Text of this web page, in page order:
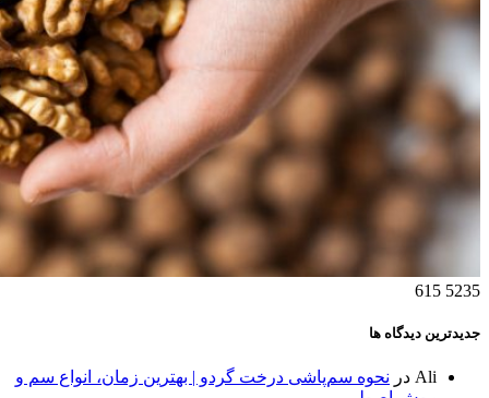
5235
615
جدیدترین دیدگاه ها
Ali در نحوه سم‌پاشی درخت گردو | بهترین زمان، انواع سم و